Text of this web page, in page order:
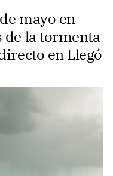
mayo en
de la tormenta
en Llegó